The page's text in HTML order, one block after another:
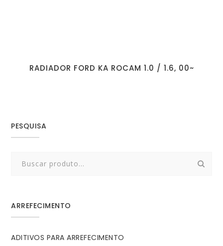
RADIADOR FORD KA ROCAM 1.0 / 1.6, 00~
PESQUISA
ARREFECIMENTO
ADITIVOS PARA ARREFECIMENTO